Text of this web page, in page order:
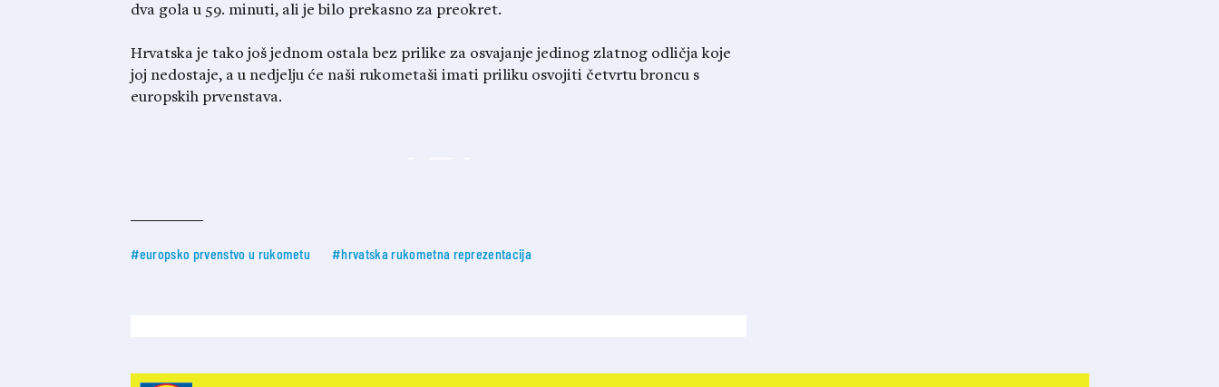
dva gola u 59. minuti, ali je bilo prekasno za preokret.
Hrvatska je tako još jednom ostala bez prilike za osvajanje jedinog zlatnog odličja koje
joj nedostaje, a u nedjelju će naši rukometaši imati priliku osvojiti četvrtu broncu s
europskih prvenstava.
#europsko prvenstvo u rukometu #hrvatska rukometna reprezentacija